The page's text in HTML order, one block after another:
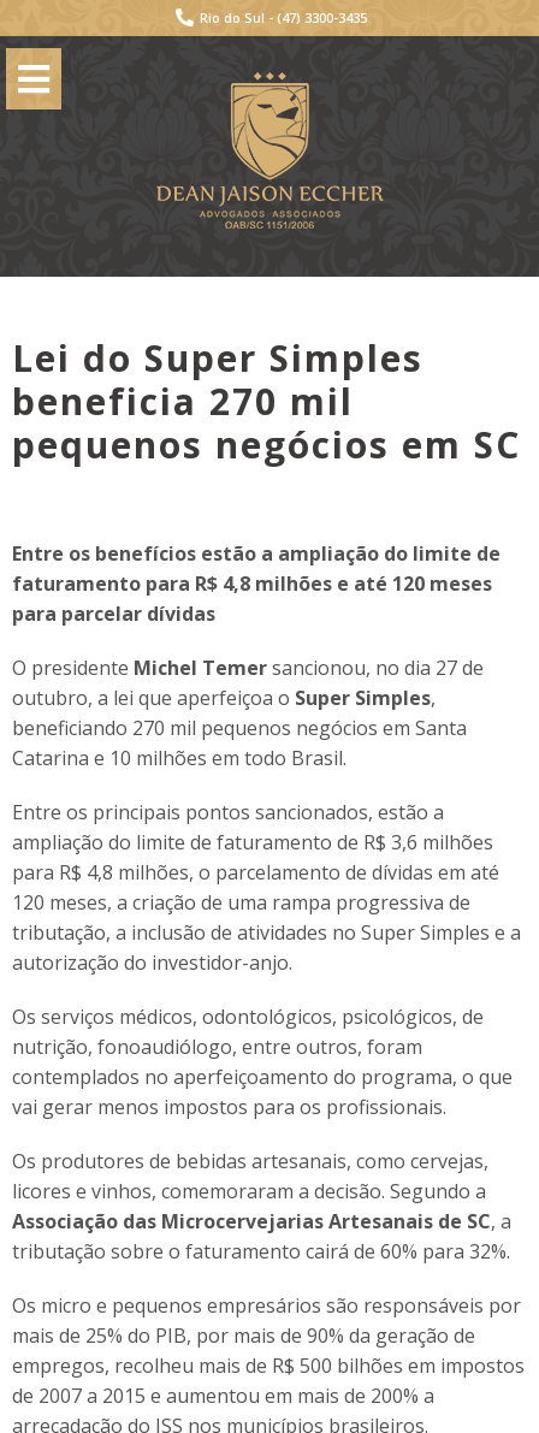
Rio do Sul - (47) 3300-3435
Lei do Super Simples
beneficia 270 mil
pequenos negócios em SC
Entre os benefícios estão a ampliação do limite de
faturamento para R$ 4,8 milhões e até 120 meses
para parcelar dívidas
O presidente Michel Temersancionou, no dia 27 de
outubro, a lei que aperfeiçoa o Super Simples,
beneficiando 270 mil pequenos negócios em Santa
Catarina e 10 milhões em todo Brasil.
Entre os principais pontos sancionados, estão a
ampliação do limite de faturamento de R$ 3,6 milhões
para R$ 4,8 milhões, o parcelamento de dívidas em até
120 meses, a criação de uma rampa progressiva de
tributação, a inclusão de atividades no Super Simples e a
autorização do investidor-anjo.
Os serviços médicos, odontológicos, psicológicos, de
nutrição, fonoaudiólogo, entre outros, foram
contemplados no aperfeiçoamento do programa, o que
vai gerar menos impostos para os profissionais.
Os produtores de bebidas artesanais, como cervejas,
licores e vinhos, comemoraram a decisão. Segundo a
Associação das Microcervejarias Artesanais de SC, a
tributação sobre o faturamento cairá de 60% para 32%.
Os micro e pequenos empresários são responsáveis por
mais de 25% do PIB, por mais de 90% da geração de
empregos, recolheu mais de R$ 500 bilhões em impostos
de 2007 a 2015 e aumentou em mais de 200% a
arrecadação do ISS nos municípios brasileiros.